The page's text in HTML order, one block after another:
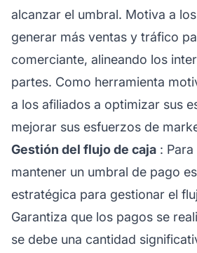
alcanzar el umbral. Motiva a
generar más ventas y tráfico
comerciante, alineando los
partes. Como herramienta
a los afiliados a optimizar sus
mejorar sus esfuerzos de
Gestión del flujo de caja :
mantener un umbral de pago
estratégica para gestionar el
Garantiza que los pagos se
se debe una cantidad